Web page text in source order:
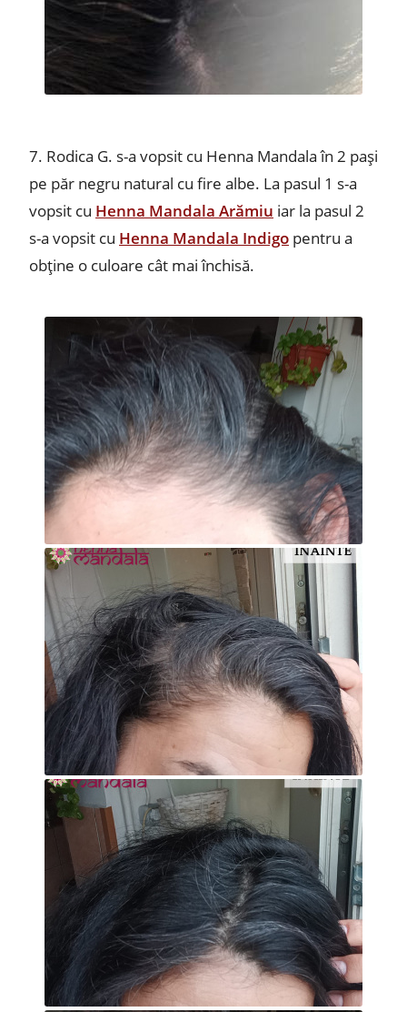
7. Rodica G. s-a vopsit cu Henna Mandala în 2 pași
pe păr negru natural cu fire albe. La pasul 1 s-a
vopsit cu Henna Mandala Arămiu iar la pasul 2
s-a vopsit cu Henna Mandala Indigo pentru a
obține o culoare cât mai închisă.